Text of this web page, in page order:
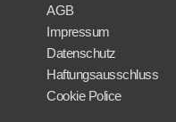
AGB
Impressum
Datenschutz
Haftungsausschluss
Cookie Police